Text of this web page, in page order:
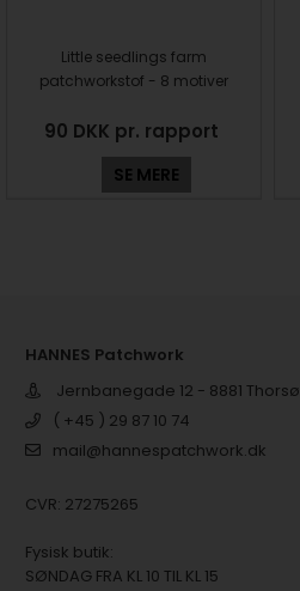
Little seedlings farm
patchworkstof - 8 motiver
90 DKK pr. rapport
SE MERE
HANNES Patchwork
Jernbanegade 12 - 8881 Thorsø
( +45 ) 29 87 10 74
mail@hannespatchwork.dk
CVR: 27275265
Fysisk butik:
SØNDAG FRA KL 10 TIL KL 15